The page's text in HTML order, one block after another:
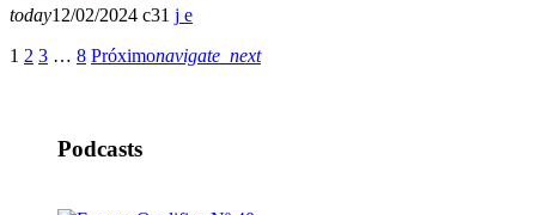
today12/02/2024
31
1 2 3 … 8 Próximonavigate_next
Podcasts